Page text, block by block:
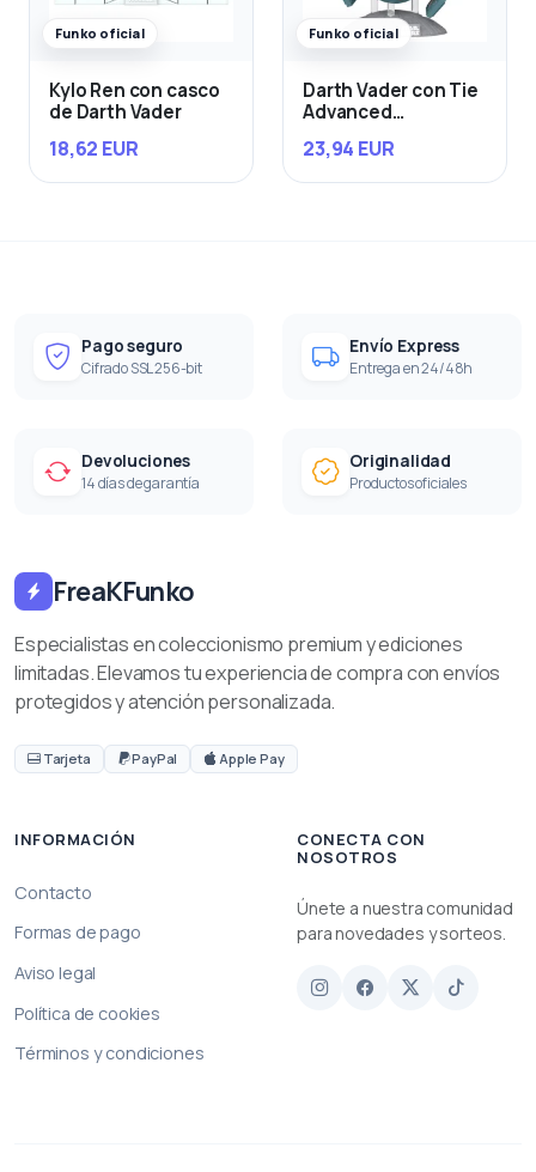
Funko oficial
Kylo Ren con casco
de Darth Vader
18,62 EUR
Funko oficial
Darth Vader con Tie
Advanced
23,94 EUR
Pago seguro
Cifrado SSL 256-bit
Envío Express
Entrega en 24/48h
Devoluciones
14 días de garantía
Originalidad
Productos oficiales
FreaKFunko
Especialistas en coleccionismo premium y ediciones
limitadas. Elevamos tu experiencia de compra con envíos
protegidos y atención personalizada.
Tarjeta PayPal Apple Pay
INFORMACIÓN
Contacto
Formas de pago
Aviso legal
Política de cookies
Términos y condiciones
CONECTA CON
NOSOTROS
Únete a nuestra comunidad
para novedades y sorteos.